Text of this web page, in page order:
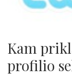
Kam
profilio